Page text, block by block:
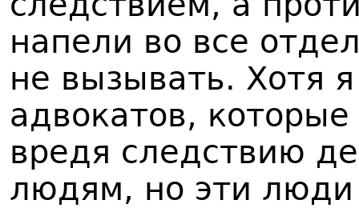
напели во все
не вызывать. Хотя
адвокатов,
вредя следствию
людям, но эти люди